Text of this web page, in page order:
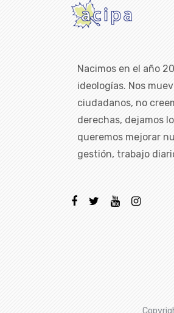
Nacimos en el año
ideologías. Nos
ciudadanos, no
derechas, dejamos
queremos mejorar
gestión, trabajo